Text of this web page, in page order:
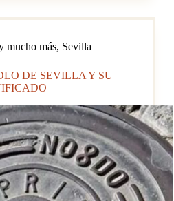
mucho más, Sevilla
DE SEVILLA Y SU